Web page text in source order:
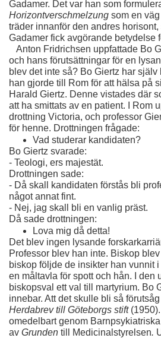
Horizontverschmelzung som en
träder innanför den andres
Gadamer fick avgörande betydelse
Anton Fridrichsen uppfattade Bo
och hans förutsättningar för en
blev det inte så? Bo Giertz har själv
han gjorde till Rom för att hälsa på
Harald Giertz. Denne vistades där
att ha smittats av en patient. I Rom
drottning Victoria, och professor
för henne. Drottningen frågade:
Vad studerar kandidaten?
Bo Giertz svarade:
- Teologi, ers majestät.
Drottningen sade:
- Då skall kandidaten förstås bli
något annat fint.
- Nej, jag skall bli en vanlig präst.
Då sade drottningen:
Lova mig då detta!
Det blev ingen lysande
Professor blev han inte. Biskop
biskop följde de insikter han vunnit i
en måltavla för spott och hån. I den
biskopsval ett val till martyrium. Bo
Herdabrev till Göteborgs stift
omedelbart genom
av Grunden till Medicinalstyrelsen.